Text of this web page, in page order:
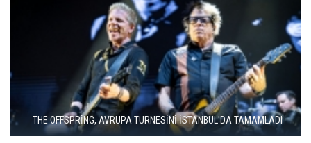
MODERN METALİN ÖNCÜSÜ TRİVİUM İSTANBUL'A GELİYOR